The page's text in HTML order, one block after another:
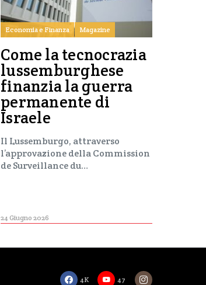
Economia e Finanza Magazine
Come la tecnocrazia
lussemburghese
finanzia la guerra
permanente di
Israele
Il Lussemburgo, attraverso
l’approvazione della Commission
de Surveillance du…
24 Giugno 2026
4K 47